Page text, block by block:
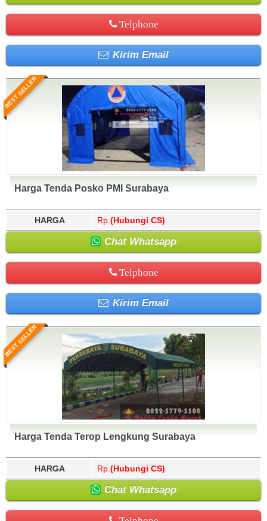
Telphone
Kirim Email
BEST SELLER
Harga Tenda Posko PMI Surabaya
HARGA Rp. (Hubungi CS)
Chat Whatsapp
Telphone
Kirim Email
BEST SELLER
Harga Tenda Terop Lengkung Surabaya
HARGA Rp. (Hubungi CS)
Chat Whatsapp